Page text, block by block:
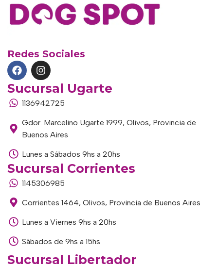
Redes Sociales
Sucursal Ugarte
1136942725
Gdor. Marcelino Ugarte 1999, Olivos, Provincia de
Buenos Aires
Lunes a Sábados 9hs a 20hs
Sucursal Corrientes
1145306985
Corrientes 1464, Olivos, Provincia de Buenos Aires
Lunes a Viernes 9hs a 20hs
Sábados de 9hs a 15hs
Sucursal Libertador